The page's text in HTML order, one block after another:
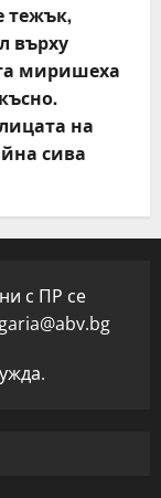
тежък,
върху
миришеха
на
сива
с ПР се